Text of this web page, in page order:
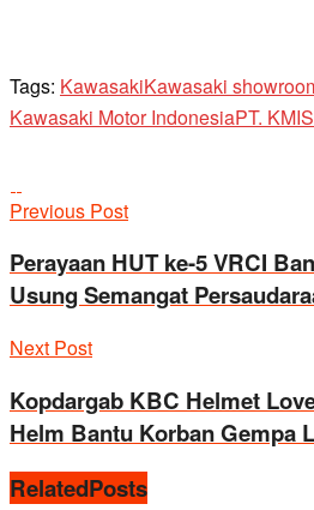
Tags: KawasakiKawasaki
Kawasaki Motor IndonesiaPT. KMI
Previous Post
Perayaan HUT ke-5 VRCI
Usung Semangat
Next Post
Kopdargab KBC Helmet
Helm Bantu Korban Gempa
RelatedPosts